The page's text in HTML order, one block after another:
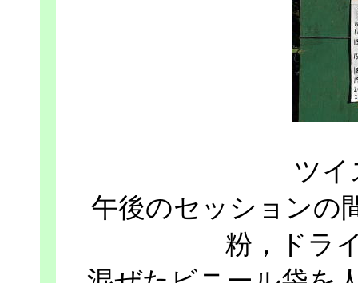
ツイ
午後のセッションの
粉，ドラ